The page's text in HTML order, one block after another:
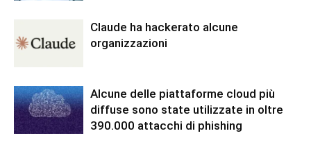
Claude ha hackerato alcune
organizzazioni
Alcune delle piattaforme cloud più
diffuse sono state utilizzate in oltre
390.000 attacchi di phishing